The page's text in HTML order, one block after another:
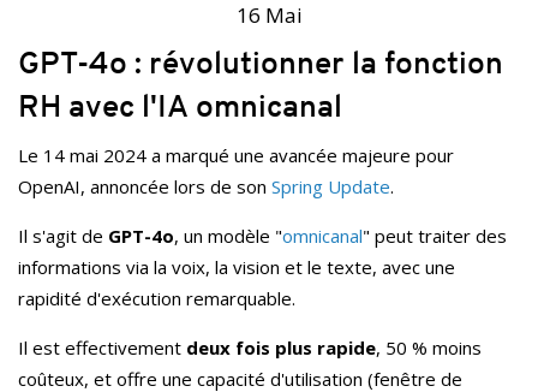
16 Mai
GPT-4o : révolutionner la fonction
RH avec l'IA omnicanal
Le 14 mai 2024 a marqué une avancée majeure pour
OpenAI, annoncée lors de son Spring Update.
Il s'agit de GPT-4o, un modèle "omnicanal" peut traiter des
informations via la voix, la vision et le texte, avec une
rapidité d'exécution remarquable.
Il est effectivement deux fois plus rapide, 50 % moins
coûteux, et offre une capacité d'utilisation (fenêtre de